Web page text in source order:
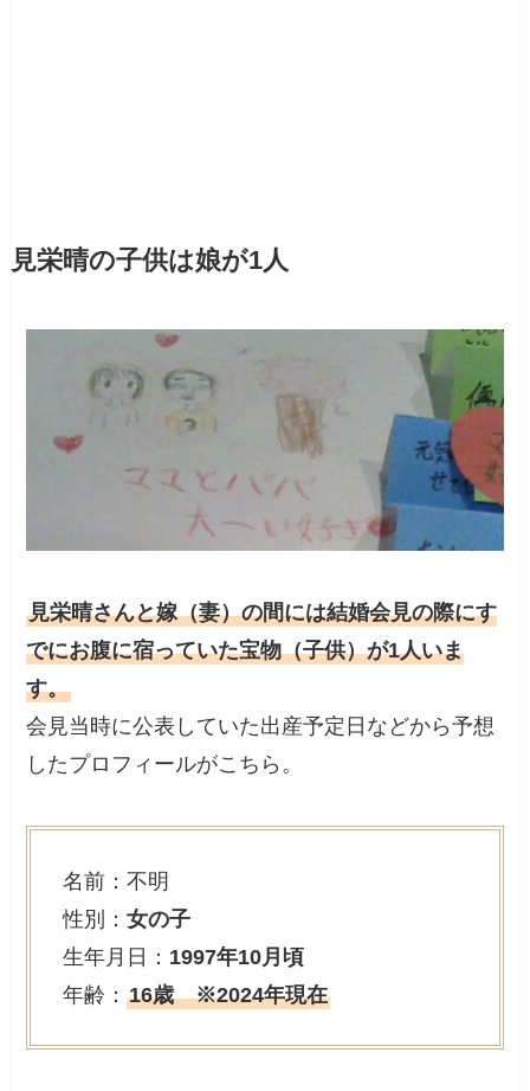
見栄晴の子供は娘が1人
見栄晴さんと嫁（妻）の間には結婚会見の際にす
でにお腹に宿っていた宝物（子供）が1人いま
す。
会見当時に公表していた出産予定日などから予想
したプロフィールがこちら。
名前：不明
性別：女の子
生年月日： 1997年10月頃
年齢：16歳 ※2024年現在